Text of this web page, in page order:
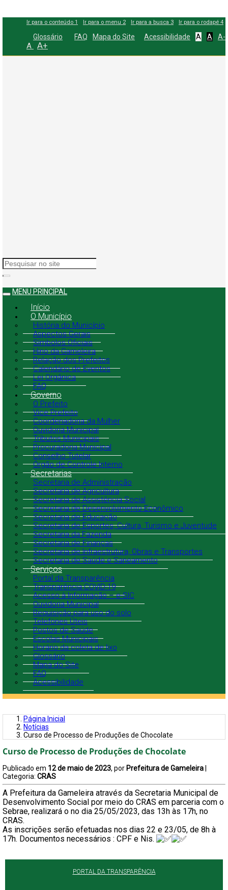
Ir para o conteúdo 1 Ir para o menu 2 Ir para a busca 3 Ir para o rodapé 4
Glossário FAQ Mapa do Site Acessibilidade A A A-
A A+
MENU PRINCIPAL
Início
O Município
História do Município
Aspectos Gerais
Símbolos Oficiais
Hino da Gameleira
Relação dos Prefeitos
Calendário de Eventos
Lei Orgânica
FAQ
Governo
O Prefeito
Vice Prefeito
Coordenadoria da Mulher
Ouvidoria Municipal
Tributos Municipais
Procuradoria Municipal
Conselho Tutelar
Órgão de Controle Interno
Secretarias
Secretaria de Administração
Secretaria de Agricultura
Secretaria de Assistência Social
Secretaria de Desenvolvimento Econômico
Secretaria de Educação
Secretaria de Esportes, Cultura, Turismo e Juventude
Secretaria da Fazenda
Secretaria de Finanças
Secretaria de Infraestrutura, Obras e Transportes
Secretaria de Saúde e Saneamento
Serviços
Portal da Transparência
Transparência COVID-19
Acesso à Informação – e-SIC
Ouvidoria Municipal
Requisição para uso do solo
Telefones Úteis
Postos de Saúde
Escolas Municipais
Horário da coleta de lixo
Glossário
Mapa do Site
FAQ
Acessibilidade
Página Inicial
Notícias
Curso de Processo de Produções de Chocolate
Curso de Processo de Produções de Chocolate
Publicado em 12 de maio de 2023, por Prefeitura de Gameleira
Categoria: CRAS
A Prefeitura da Gameleira através da Secretaria Municipal de
Desenvolvimento Social por meio do CRAS em parceria com o
Sebrae, realizará o no dia 25/05/2023, das 13h às 17h, no
CRAS.
As inscrições serão efetuadas nos dias 22 e 23/05, de 8h à
17h. Documentos necessários : CPF e Nis.
PORTAL DA TRANSPARÊNCIA